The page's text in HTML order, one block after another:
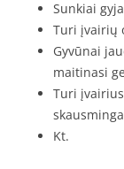
Sunkiai
Turi įvairių
Gyvūnai
maitinasi
Turi
Kt.